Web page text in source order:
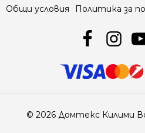
Общи условия Политика за
© 2026 Домтекс Килими